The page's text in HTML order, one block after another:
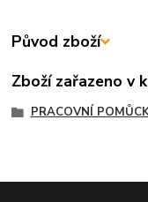
Původ zboží
Zboží zařazeno v
PRACOVNÍ